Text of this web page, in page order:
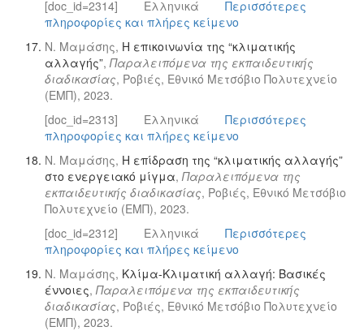
[doc_id=2314]
Ελληνικά
Περισσότερες
πληροφορίες και πλήρες κείμενο
Ν. Μαμάσης, Η επικοινωνία της “κλιματικής
αλλαγής”,Παραλειπόμενα της εκπαιδευτικής
διαδικασίας, Ροβιές, Εθνικό Μετσόβιο Πολυτεχνείο
(ΕΜΠ), 2023.
[doc_id=2313]
Ελληνικά
Περισσότερες
πληροφορίες και πλήρες κείμενο
Ν. Μαμάσης, Η επίδραση της “κλιματικής αλλαγής”
στο ενεργειακό μίγμα,Παραλειπόμενα της
εκπαιδευτικής διαδικασίας, Ροβιές, Εθνικό Μετσόβιο
Πολυτεχνείο (ΕΜΠ), 2023.
[doc_id=2312]
Ελληνικά
Περισσότερες
πληροφορίες και πλήρες κείμενο
Ν. Μαμάσης, Κλίμα-Κλιματική αλλαγή: Βασικές
έννοιες,Παραλειπόμενα της εκπαιδευτικής
διαδικασίας, Ροβιές, Εθνικό Μετσόβιο Πολυτεχνείο
(ΕΜΠ), 2023.